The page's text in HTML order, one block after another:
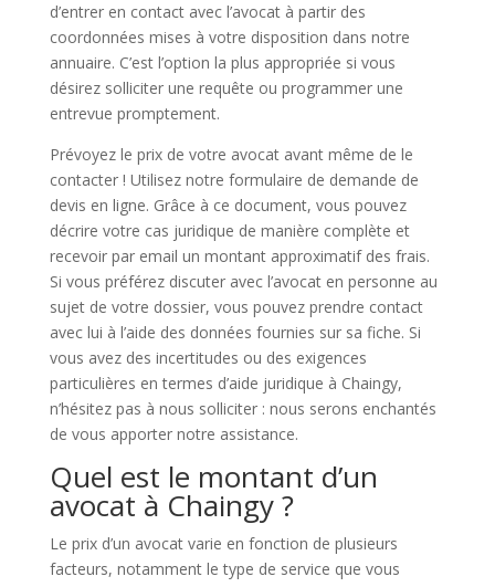
d’entrer en contact avec l’avocat à partir des
coordonnées mises à votre disposition dans notre
annuaire. C’est l’option la plus appropriée si vous
désirez solliciter une requête ou programmer une
entrevue promptement.
Prévoyez le prix de votre avocat avant même de le
contacter ! Utilisez notre formulaire de demande de
devis en ligne. Grâce à ce document, vous pouvez
décrire votre cas juridique de manière complète et
recevoir par email un montant approximatif des frais.
Si vous préférez discuter avec l’avocat en personne au
sujet de votre dossier, vous pouvez prendre contact
avec lui à l’aide des données fournies sur sa fiche. Si
vous avez des incertitudes ou des exigences
particulières en termes d’aide juridique à Chaingy,
n’hésitez pas à nous solliciter : nous serons enchantés
de vous apporter notre assistance.
Quel est le montant d’un
avocat à Chaingy ?
Le prix d’un avocat varie en fonction de plusieurs
facteurs, notamment le type de service que vous